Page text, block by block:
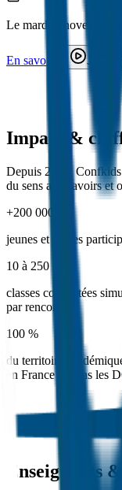
Le mardi 3 novembre
En savoir + Je
Impact &
Depuis 2019,
du sens aux savoirs et
+200 000
jeunes et élèves
10 à 250
classes connectées
par rencontre
100 %
du territoire
en France et dans les
Enseignants